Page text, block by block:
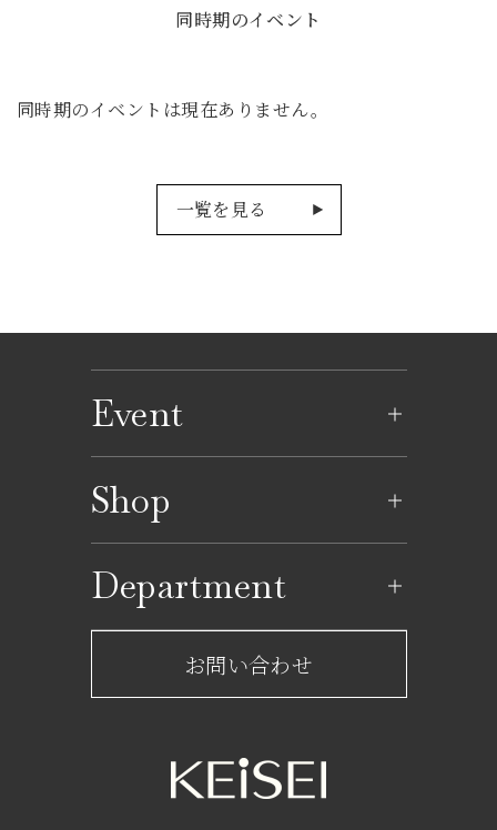
同時期のイベント
同時期のイベントは現在ありません。
一覧を見る
Event
イベントカレンダー
Shop
レストラン一覧
ショップからのお知らせ
フロアガイド
Department
サービスのご案内
お問い合わせ